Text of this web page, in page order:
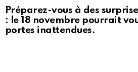
Préparez-vous à des
: le 18 novembre pourrait
portes inattendues.